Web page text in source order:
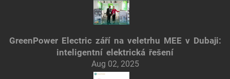
GreenPower Electric září na veletrhu MEE v Dubaji:
inteligentní elektrická řešení
Aug 02, 2025